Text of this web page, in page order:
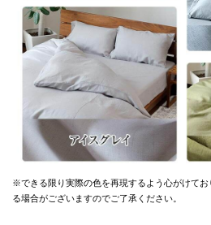
※できる限り実際の色を再現するよう心がけてお
る場合がございますのでご了承ください。